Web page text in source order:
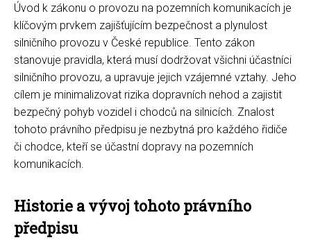
Úvod k zákonu o provozu na pozemních komunikacích je
klíčovým prvkem zajišťujícím bezpečnost a plynulost
silničního provozu v České republice. Tento zákon
stanovuje pravidla, která musí dodržovat všichni účastníci
silničního provozu, a upravuje jejich vzájemné vztahy. Jeho
cílem je minimalizovat rizika dopravních nehod a zajistit
bezpečný pohyb vozidel i chodců na silnicích. Znalost
tohoto právního předpisu je nezbytná pro každého řidiče
či chodce, kteří se účastní dopravy na pozemních
komunikacích.
Historie a vývoj tohoto právního
předpisu